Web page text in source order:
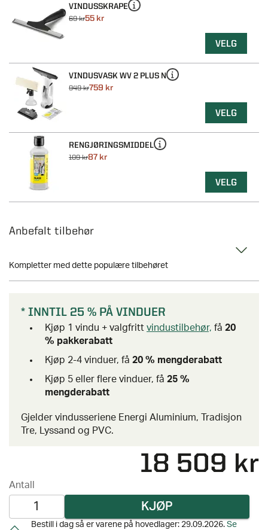
Anbefalt tilbehør
Kompletter med dette populære tilbehøret
VINDUSSKRAPE
69 kr55 kr
VELG
VINDUSVASK WV 2 PLUS N
949 kr759 kr
VELG
RENGJØRINGSMIDDEL
109 kr87 kr
VELG
* INNTIL 25 % PÅ VINDUER
Kjøp 1 vindu + valgfritt vindustilbehør, få 20
% pakkerabatt
Kjøp 2-4 vinduer, få 20 % mengderabatt
Kjøp 5 eller flere vinduer, få 25 %
mengderabatt
Gjelder vindusseriene Energi Aluminium, Tradisjon
Tre, Lyssand og PVC.